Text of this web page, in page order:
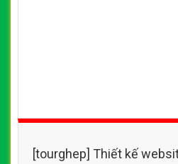
[tourghep] Thiết kế